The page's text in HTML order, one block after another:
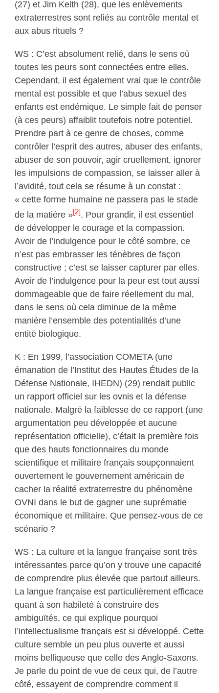
(27) et Jim Keith (28), que les enlèvements
extraterrestres sont reliés au contrôle mental et
aux abus rituels ?
WS : C’est absolument relié, dans le sens où
toutes les peurs sont connectées entre elles.
Cependant, il est également vrai que le contrôle
mental est possible et que l’abus sexuel des
enfants est endémique. Le simple fait de penser
(à ces peurs) affaiblit toutefois notre potentiel.
Prendre part à ce genre de choses, comme
contrôler l’esprit des autres, abuser des enfants,
abuser de son pouvoir, agir cruellement, ignorer
les impulsions de compassion, se laisser aller à
l’avidité, tout cela se résume à un constat :
« cette forme humaine ne passera pas le stade
de la matière »[2]. Pour grandir, il est essentiel
de développer le courage et la compassion.
Avoir de l’indulgence pour le côté sombre, ce
n’est pas embrasser les ténèbres de façon
constructive ; c’est se laisser capturer par elles.
Avoir de l’indulgence pour la peur est tout aussi
dommageable que de faire réellement du mal,
dans le sens où cela diminue de la même
manière l’ensemble des potentialités d’une
entité biologique.
K : En 1999, l’association COMETA (une
émanation de l’Institut des Hautes Études de la
Défense Nationale, IHEDN) (29) rendait public
un rapport officiel sur les ovnis et la défense
nationale. Malgré la faiblesse de ce rapport (une
argumentation peu développée et aucune
représentation officielle), c’était la première fois
que des hauts fonctionnaires du monde
scientifique et militaire français soupçonnaient
ouvertement le gouvernement américain de
cacher la réalité extraterrestre du phénomène
OVNI dans le but de gagner une suprématie
économique et militaire. Que pensez-vous de ce
scénario ?
WS : La culture et la langue française sont très
intéressantes parce qu’on y trouve une capacité
de comprendre plus élevée que partout ailleurs.
La langue française est particulièrement efficace
quant à son habileté à construire des
ambiguïtés, ce qui explique pourquoi
l’intellectualisme français est si développé. Cette
culture semble un peu plus ouverte et aussi
moins belliqueuse que celle des Anglo-Saxons.
Je parle du point de vue de ceux qui, de l’autre
côté, essayent de comprendre comment il